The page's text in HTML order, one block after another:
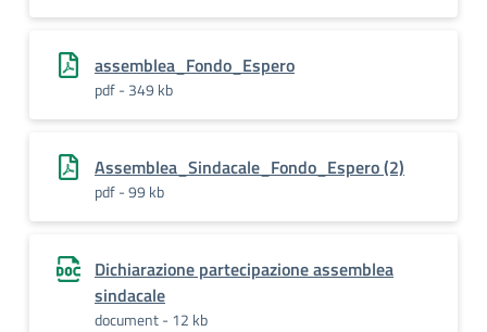
assemblea_Fondo_Espero
pdf - 349 kb
Assemblea_Sindacale_Fondo_Espero (2)
pdf - 99 kb
Dichiarazione partecipazione assemblea
sindacale
document - 12 kb